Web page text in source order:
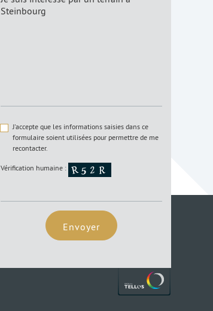
J'accepte que les informations saisies dans ce
formulaire soient utilisées pour permettre de me
recontacter.
Vérification humaine :
Envoyer